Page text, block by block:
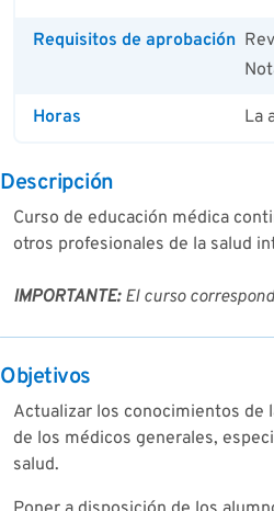
Requisitos de aprobación
Horas La
Descripción
Curso de educación médica
otros profesionales de la salud
IMPORTANTE:El curso
Objetivos
Actualizar los conocimientos de
de los médicos generales,
salud.